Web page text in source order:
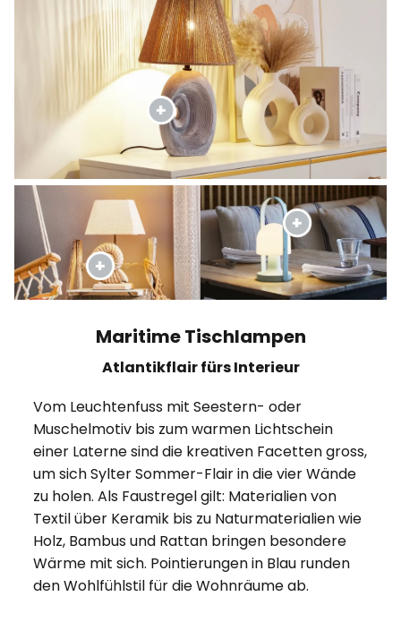
Maritime Tischlampen
Atlantikflair fürs Interieur
Vom Leuchtenfuss mit Seestern- oder
Muschelmotiv bis zum warmen Lichtschein
einer Laterne sind die kreativen Facetten gross,
um sich Sylter Sommer-Flair in die vier Wände
zu holen. Als Faustregel gilt: Materialien von
Textil über Keramik bis zu Naturmaterialien wie
Holz, Bambus und Rattan bringen besondere
Wärme mit sich. Pointierungen in Blau runden
den Wohlfühlstil für die Wohnräume ab.